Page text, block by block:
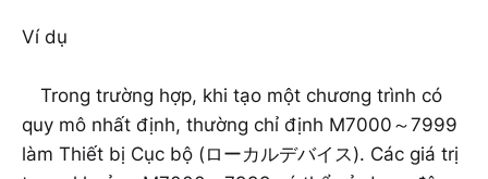
Ví dụ
Trong trường hợp, khi tạo một chương trình có
quy mô nhất định, thường chỉ định M7000～7999
làm Thiết bị Cục bộ (ローカルデバイス). Các giá trị